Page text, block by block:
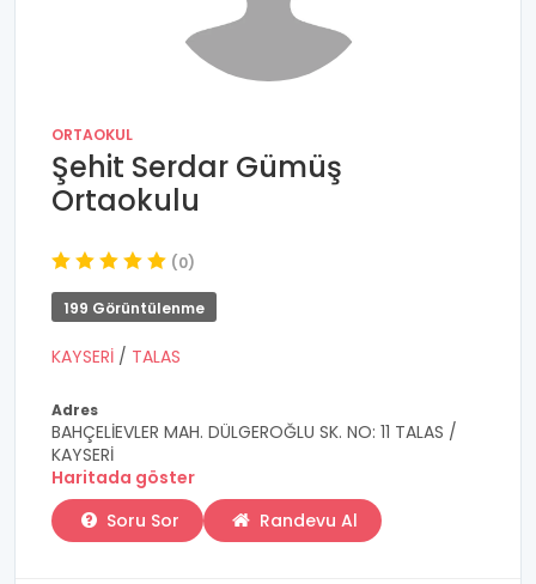
ORTAOKUL
Şehit Serdar Gümüş
Ortaokulu
(0)
199 Görüntülenme
KAYSERİ / TALAS
Adres
BAHÇELİEVLER MAH. DÜLGEROĞLU SK. NO: 11 TALAS /
KAYSERİ
Haritada göster
Soru Sor
Randevu Al